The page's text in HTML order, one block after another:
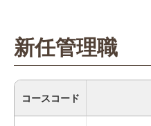
新任管理職
コースコード